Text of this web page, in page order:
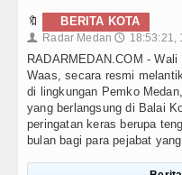
🔖 BERITA KOTA
👤 Radar Medan 🕔 18:53:21,
RADARMEDAN.COM -
Waas, secara resmi
di lingkungan Pemko
yang berlangsung di Balai
peringatan keras berupa
bulan bagi para pejabat